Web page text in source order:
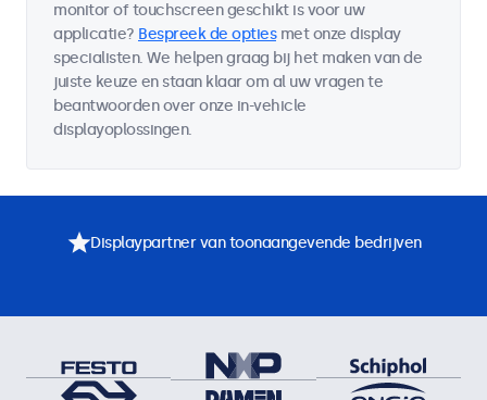
monitor of touchscreen geschikt is voor uw
applicatie? Bespreek de optiesmet onze display
specialisten. We helpen graag bij het maken van de
juiste keuze en staan klaar om al uw vragen te
beantwoorden over onze in-vehicle
displayoplossingen.
Displaypartner van toonaangevende bedrijven